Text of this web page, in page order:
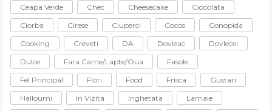
Ceapa Verde
Chec Cheesecake
Ciocolata
Ciorba
Cirese Ciuperci Cocos
Conopida
Cooking
Creveti DA Dovleac
Dovlecei
Dulce
Fara Carne/lapte/oua
Fasole
Fel Principal
Flori Food Frisca
Gustari
Halloumi
In Vizita Inghetata
Lamaie